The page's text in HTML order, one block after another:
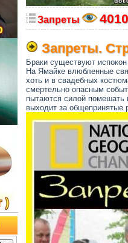
Запреты 4010
Запреты.
Браки существуют
На Ямайке влюбленные
хоть и в свадебных
смертельно опасным
пытаются силой помешать
выходит за общепринятые